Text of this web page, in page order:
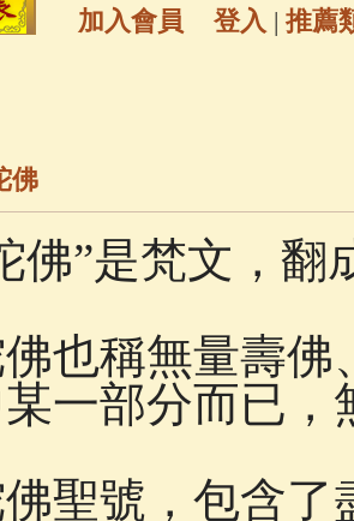
子五十三參
故事(36) 佛說療痔(腫瘤)
加入會員 登入 | 推薦
佛
佛”是梵文，
也稱無量壽
一部分而已
聖號，包含